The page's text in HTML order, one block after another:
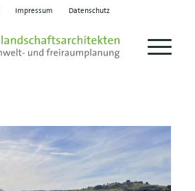
Impressum Datenschutz